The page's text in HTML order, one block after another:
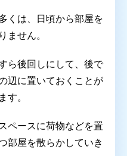
くは、日頃から部屋を
ません。
ら後回しにして、後で
辺に置いておくことが
す。
ペースに荷物などを置
部屋を散らかしていき